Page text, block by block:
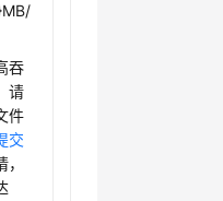
吞
请
件
交
，